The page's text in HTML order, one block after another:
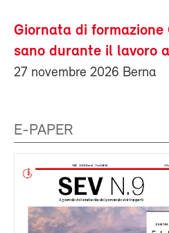
Giornata di
sano durante il lavoro
27 novembre 2026 Berna
E-PAPER